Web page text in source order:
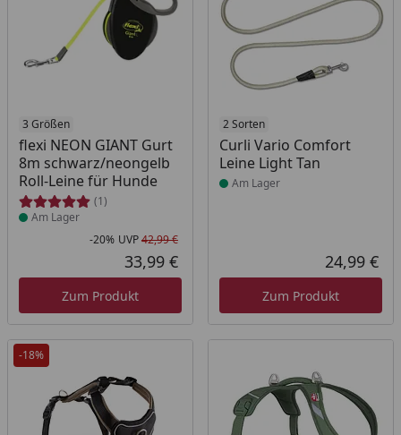
3 Größen
flexi NEON GIANT Gurt
8m schwarz/neongelb
Roll-Leine für Hunde
(1)
Produkt am Lager
Am Lager
Rabatt in Prozent
-20%
Ursprünglicher Preis
UVP42,99 €
Aktueller Preis
33,99 €
Zum Produkt
2 Sorten
Curli Vario Comfort
Leine Light Tan
Produkt am Lager
Am Lager
24,99 €
Zum Produkt
-18%